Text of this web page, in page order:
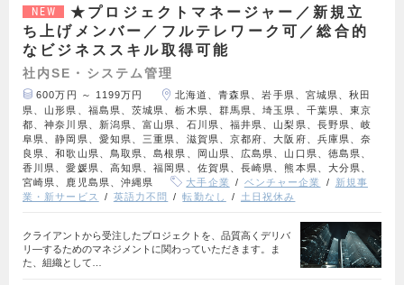
NEW
★プロジェクトマネージャー／新規立
ち上げメンバー／フルテレワーク可／総合的
なビジネススキル取得可能
社内SE・システム管理
600万円 ～ 1199万円
北海道、青森県、岩手県、宮城県、秋田
県、山形県、福島県、茨城県、栃木県、群馬県、埼玉県、千葉県、東京
都、神奈川県、新潟県、富山県、石川県、福井県、山梨県、長野県、岐
阜県、静岡県、愛知県、三重県、滋賀県、京都府、大阪府、兵庫県、奈
良県、和歌山県、鳥取県、島根県、岡山県、広島県、山口県、徳島県、
香川県、愛媛県、高知県、福岡県、佐賀県、長崎県、熊本県、大分県、
宮崎県、鹿児島県、沖縄県
大手企業 ベンチャー企業
新規事
業・新サービス
英語力不問 転勤なし 土日祝休み
クライアントから受注したプロジェクトを、品質高くデリバ
リ―するためのマネジメントに関わっていただきます。ま
た、組織として…